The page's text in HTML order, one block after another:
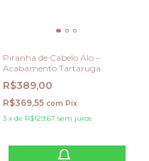
Piranha de Cabelo Alo –
Acabamento Tartaruga
R$389,00
R$369,55 com Pix
3 x de R$129,67 sem juros